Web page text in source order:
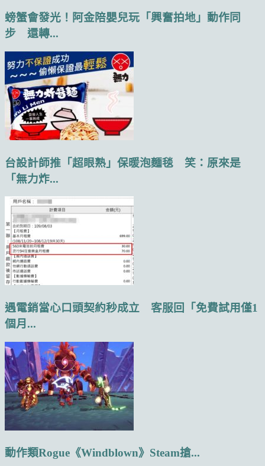
螃蟹會發光！阿金陪嬰兒玩「興奮拍地」動作同
步 還轉...
台設計師推「超眼熟」保暖泡麵毯 笑：原來是
「無力炸...
遇電銷當心口頭契約秒成立 客服回「免費試用僅1
個月...
動作類Rogue《Windblown》Steam搶...